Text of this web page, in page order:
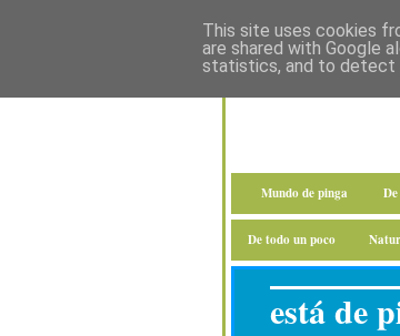
Mundo de pinga
De todo un poco
está de
This site uses cookies
are shared with Google
statistics, and to detect